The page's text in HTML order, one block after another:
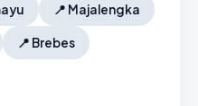
📍 Majalengka
📍 Brebes